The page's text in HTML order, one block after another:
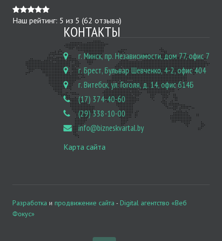
Наш рейтинг: 5 из 5 (62 отзыва)
КОНТАКТЫ
г. Минск, пр. Независимости, дом 77, офис 7
г. Брест, Бульвар Шевченко, 4-2, офис 404
г. Витебск, ул. Гоголя, д. 14, офис 614Б
(17) 374-40-60
(29) 338-10-00
info@bizneskvartal.by
Карта сайта
Разработка и продвижение сайта - Digital агентство «Веб
Фокус»